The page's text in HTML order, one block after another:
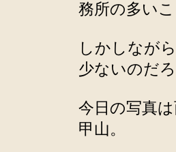
務所の多い
しかしなが
少ないのだ
今日の写真
甲山。